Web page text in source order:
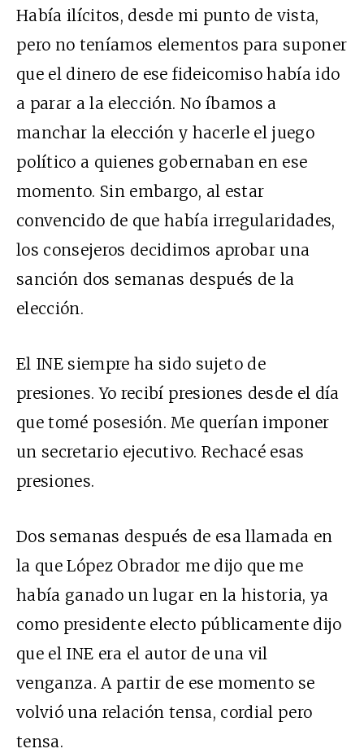
Había ilícitos, desde mi punto de vista,
pero no teníamos elementos para suponer
que el dinero de ese fideicomiso había ido
a parar a la elección. No íbamos a
manchar la elección y hacerle el juego
político a quienes gobernaban en ese
momento. Sin embargo, al estar
convencido de que había irregularidades,
los consejeros decidimos aprobar una
sanción dos semanas después de la
elección.
El INE siempre ha sido sujeto de
presiones. Yo recibí presiones desde el día
que tomé posesión. Me querían imponer
un secretario ejecutivo. Rechacé esas
presiones.
Dos semanas después de esa llamada en
la que López Obrador me dijo que me
había ganado un lugar en la historia, ya
como presidente electo públicamente dijo
que el INE era el autor de una vil
venganza. A partir de ese momento se
volvió una relación tensa, cordial pero
tensa.